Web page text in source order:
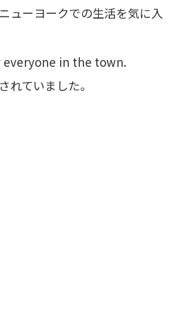
ューヨークでの生活を気に入
everyone in the town.
れていました。